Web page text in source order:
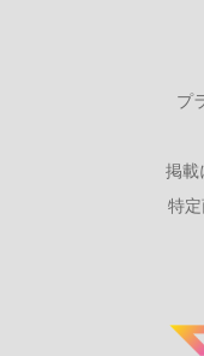
プ
掲載
特